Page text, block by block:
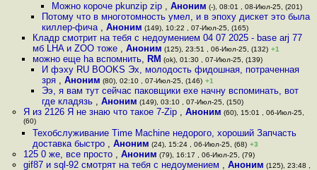
Можно короче pkunzip zip , Аноним (-), 08:01 , 08-Июл-25, (201)
Потому что в многотомность умел, и в эпоху дискет это была
киллер-фича ,Аноним (149), 10:22 , 07-Июл-25, (165)
Кладр смотрит на тебя с недоумением 04 07 2025 - base arj 77
мб LHA и ZOO тоже , Аноним (125), 23:51 , 06-Июл-25, (132) +1
можно еще ha вспомнить, RM (ok), 01:30 , 07-Июл-25, (139)
И фэху RU BOOKS Эх, молодость фидошная, потраченная
зря ,Аноним (80), 02:10 , 07-Июл-25, (146) +1
Ээ, я вам тут сейчас паковщики exe начну вспоминать, вот
где кладязь ,Аноним (149), 03:10 , 07-Июл-25, (150)
Я из 2126 Я не знаю что такое 7-Zip , Аноним (60), 15:01 , 06-Июл-25,
(60)
Техобслуживание Time Machine недорого, хороший Запчасть
доставка быстро , Аноним (24), 15:24 , 06-Июл-25, (68) +3
125 0 же, все просто , Аноним (79), 16:17 , 06-Июл-25, (79)
gif87 и sql-92 смотрят на тебя с недоумением , Аноним (125), 23:48 ,